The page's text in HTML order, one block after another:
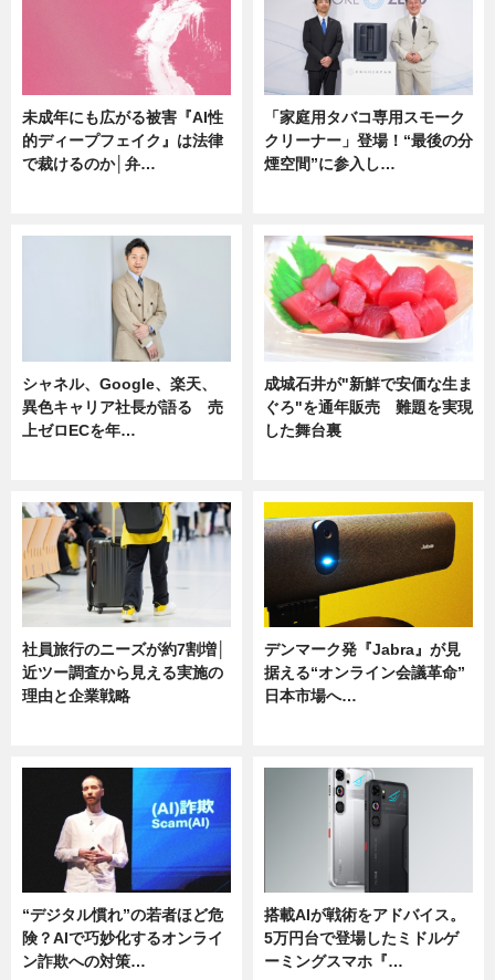
未成年にも広がる被害『AI性
的ディープフェイク』は法律
で裁けるのか│弁…
「家庭用タバコ専用スモーク
クリーナー」登場！“最後の分
煙空間”に参入し…
シャネル、Google、楽天、
異色キャリア社長が語る 売
上ゼロECを年…
成城石井が"新鮮で安価な生ま
ぐろ"を通年販売 難題を実現
した舞台裏
社員旅行のニーズが約7割増│
近ツー調査から見える実施の
理由と企業戦略
デンマーク発『Jabra』が見
据える“オンライン会議革命”
日本市場へ…
“デジタル慣れ”の若者ほど危
険？AIで巧妙化するオンライ
ン詐欺への対策…
搭載AIが戦術をアドバイス。
5万円台で登場したミドルゲ
ーミングスマホ『…